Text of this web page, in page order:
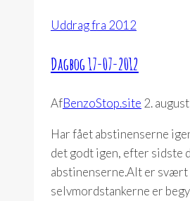
Uddrag fra 2012
Dagbog 17-07-2012
AfBenzoStop.site 2.
Har fået abstinenserne
det godt igen, efter sidste
abstinenserne.Alt er svært
selvmordstankerne er